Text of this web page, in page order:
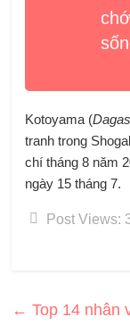
Kotoyama (
tranh trong
chí tháng 8 năm
ngày 15 tháng 7.
Post Views:
← Top 14 nhân